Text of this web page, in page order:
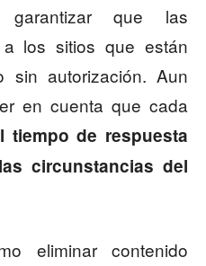
garantizar que las
a los sitios que están
sin autorización. Aun
en cuenta que cada
tiempo de respuesta
circunstancias del
eliminar contenido